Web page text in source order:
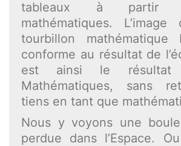
tableaux à partir
mathématiques. L’image
tourbillon mathématique
conforme au résultat de
est ainsi le
Mathématiques, sans
tiens en tant que
Nous y voyons une
perdue dans l’Espace.